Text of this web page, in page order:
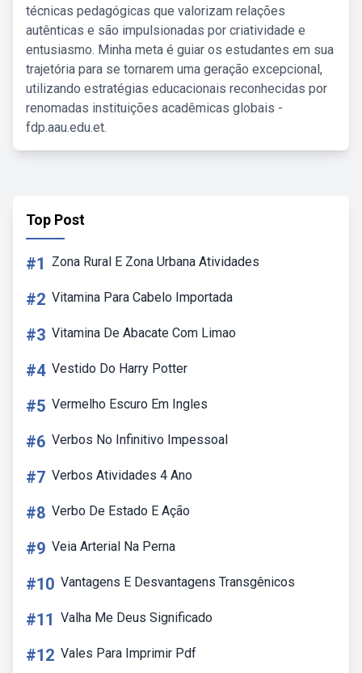
técnicas pedagógicas que valorizam relações
autênticas e são impulsionadas por criatividade e
entusiasmo. Minha meta é guiar os estudantes em sua
trajetória para se tornarem uma geração excepcional,
utilizando estratégias educacionais reconhecidas por
renomadas instituições acadêmicas globais -
fdp.aau.edu.et.
Top Post
#1 Zona Rural E Zona Urbana Atividades
#2 Vitamina Para Cabelo Importada
#3 Vitamina De Abacate Com Limao
#4 Vestido Do Harry Potter
#5 Vermelho Escuro Em Ingles
#6 Verbos No Infinitivo Impessoal
#7 Verbos Atividades 4 Ano
#8 Verbo De Estado E Ação
#9 Veia Arterial Na Perna
#10 Vantagens E Desvantagens Transgênicos
#11 Valha Me Deus Significado
#12 Vales Para Imprimir Pdf